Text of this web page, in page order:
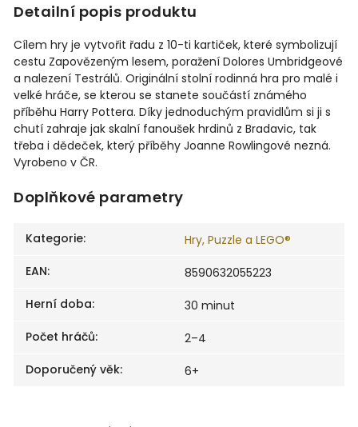
Detailní popis produktu
Cílem hry je vytvořit řadu z 10-ti kartiček, které symbolizují
cestu Zapovězeným lesem, poražení Dolores Umbridgeové
a nalezení Testrálů. Originální stolní rodinná hra pro malé i
velké hráče, se kterou se stanete součástí známého
příběhu Harry Pottera. Díky jednoduchým pravidlům si ji s
chutí zahraje jak skalní fanoušek hrdinů z Bradavic, tak
třeba i dědeček, který příběhy Joanne Rowlingové nezná.
Vyrobeno v ČR.
Doplňkové parametry
Kategorie:
Hry, Puzzle a LEGO®
EAN:
8590632055223
Herní doba:
30 minut
Počet hráčů:
2–4
Doporučený věk: 6+